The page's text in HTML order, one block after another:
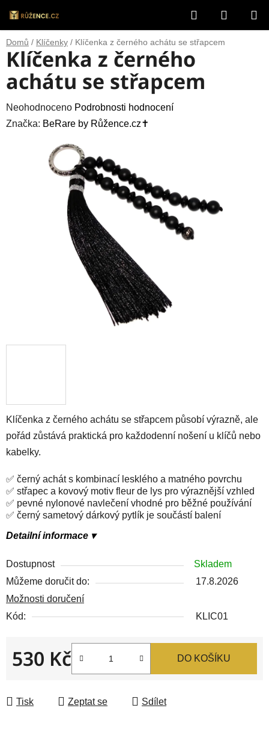
na
obsah
Hledat
KOŠÍK
Domů / Klíčenky / Klíčenka z černého achátu se střapcem
Klíčenka z černého achátu se střapcem působí výrazně, ale
pořád zůstává praktická pro každodenní nošení u klíčů nebo
kabelky.
✅ černý achát s kombinací lesklého a matného povrchu
✅ střapec a kovový motiv fleur de lys pro výraznější vzhled
✅ pevné nylonové navlečení vhodné pro běžné používání
✅ černý sametový dárkový pytlík je součástí balení
Detailní informace ▾
Dostupnost
Skladem
Můžeme doručit do:
17.8.2026
Možnosti doručení
Kód:
KLIC01
530 Kč DO KOŠÍKU
Tisk Zeptat se Sdílet
Klíčenka z černého
achátu se střapcem
Průměrné
hodnocení
Neohodnoceno Podrobnosti hodnocení
Značka: BeRare by Růžence.cz✝️